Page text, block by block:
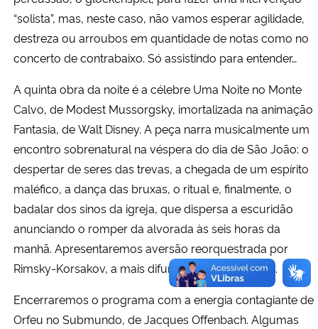
“solista”, mas, neste caso, não vamos esperar agilidade,
destreza ou arroubos em quantidade de notas como no
concerto de contrabaixo. Só assistindo para entender…
A quinta obra da noite é a célebre Uma Noite no Monte
Calvo, de Modest Mussorgsky, imortalizada na animação
Fantasia, de Walt Disney. A peça narra musicalmente um
encontro sobrenatural na véspera do dia de São João: o
despertar de seres das trevas, a chegada de um espírito
maléfico, a dança das bruxas, o ritual e, finalmente, o
badalar dos sinos da igreja, que dispersa a escuridão
anunciando o romper da alvorada às seis horas da
manhã. Apresentaremos aversão reorquestrada por
Rimsky-Korsakov, a mais difundida mundialmente.
Encerraremos o programa com a energia contagiante de
Orfeu no Submundo, de Jacques Offenbach. Algumas